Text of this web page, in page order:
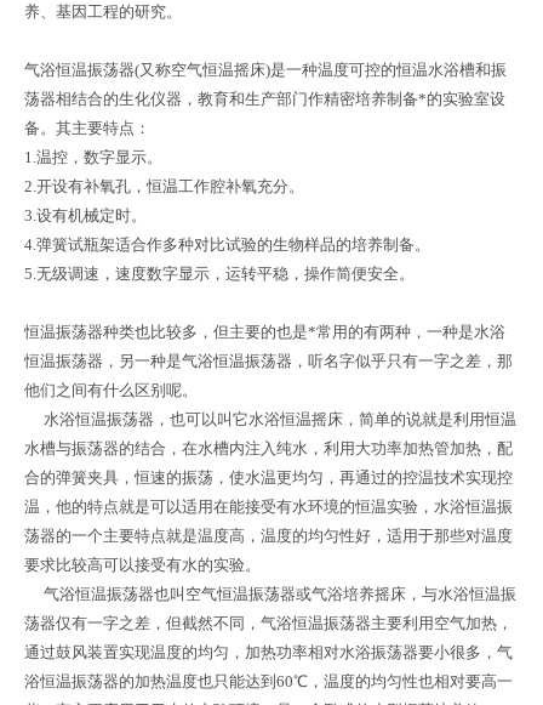
养、基因工程的研究。
气浴恒温振荡器(又称空气恒温摇床)是一种温度可控的恒温水浴槽和振
荡器相结合的生化仪器，教育和生产部门作精密培养制备*的实验室设
备。其主要特点：
1.温控，数字显示。
2.开设有补氧孔，恒温工作腔补氧充分。
3.设有机械定时。
4.弹簧试瓶架适合作多种对比试验的生物样品的培养制备。
5.无级调速，速度数字显示，运转平稳，操作简便安全。
恒温振荡器种类也比较多，但主要的也是*常用的有两种，一种是水浴
恒温振荡器，另一种是气浴恒温振荡器，听名字似乎只有一字之差，那
他们之间有什么区别呢。
水浴恒温振荡器，也可以叫它水浴恒温摇床，简单的说就是利用恒温
水槽与振荡器的结合，在水槽内注入纯水，利用大功率加热管加热，配
合的弹簧夹具，恒速的振荡，使水温更均匀，再通过的控温技术实现控
温，他的特点就是可以适用在能接受有水环境的恒温实验，水浴恒温振
荡器的一个主要特点就是温度高，温度的均匀性好，适用于那些对温度
要求比较高可以接受有水的实验。
气浴恒温振荡器也叫空气恒温振荡器或气浴培养摇床，与水浴恒温振
荡器仅有一字之差，但截然不同，气浴恒温振荡器主要利用空气加热，
通过鼓风装置实现温度的均匀，加热功率相对水浴振荡器要小很多，气
浴恒温振荡器的加热温度也只能达到60℃，温度的均匀性也相对要高一